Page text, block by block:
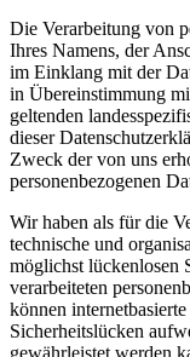
Die Verarbeitung von
Ihres Namens, der
im Einklang mit der
in Übereinstimmung
geltenden
dieser
Zweck der von uns
personenbezogenen
Wir haben als für die
technische und
möglichst lückenlosen
verarbeiteten
können
Sicherheitslücken